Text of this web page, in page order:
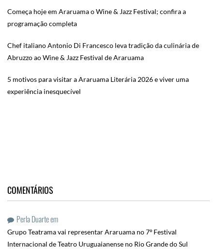
Começa hoje em Araruama o Wine & Jazz Festival; confira a
programação completa
Chef italiano Antonio Di Francesco leva tradição da culinária de
Abruzzo ao Wine & Jazz Festival de Araruama
5 motivos para visitar a Araruama Literária 2026 e viver uma
experiência inesquecível
COMENTÁRIOS
Perla Duarteem
Grupo Teatrama vai representar Araruama no 7º Festival
Internacional de Teatro Uruguaianense no Rio Grande do Sul